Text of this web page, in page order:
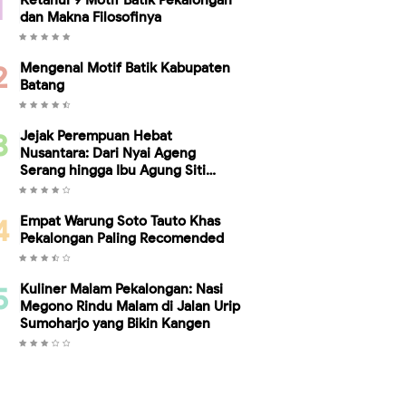
dan Makna Filosofinya
Mengenal Motif Batik Kabupaten
Batang
Jejak Perempuan Hebat
Nusantara: Dari Nyai Ageng
Serang hingga Ibu Agung Siti
Ambariyah, Bukti Kesetaraan
Empat Warung Soto Tauto Khas
Pekalongan Paling Recomended
Kuliner Malam Pekalongan: Nasi
Megono Rindu Malam di Jalan Urip
Sumoharjo yang Bikin Kangen